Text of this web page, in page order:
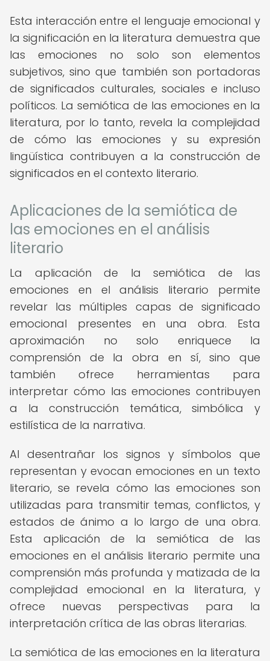
Esta interacción entre el lenguaje emocional y
la significación en la literatura demuestra que
las emociones no solo son elementos
subjetivos, sino que también son portadoras
de significados culturales, sociales e incluso
políticos. La semiótica de las emociones en la
literatura, por lo tanto, revela la complejidad
de cómo las emociones y su expresión
lingüística contribuyen a la construcción de
significados en el contexto literario.
Aplicaciones de la semiótica de
las emociones en el análisis
literario
La aplicación de la semiótica de las
emociones en el análisis literario permite
revelar las múltiples capas de significado
emocional presentes en una obra. Esta
aproximación no solo enriquece la
comprensión de la obra en sí, sino que
también ofrece herramientas para
interpretar cómo las emociones contribuyen
a la construcción temática, simbólica y
estilística de la narrativa.
Al desentrañar los signos y símbolos que
representan y evocan emociones en un texto
literario, se revela cómo las emociones son
utilizadas para transmitir temas, conflictos, y
estados de ánimo a lo largo de una obra.
Esta aplicación de la semiótica de las
emociones en el análisis literario permite una
comprensión más profunda y matizada de la
complejidad emocional en la literatura, y
ofrece nuevas perspectivas para la
interpretación crítica de las obras literarias.
La semiótica de las emociones en la literatura